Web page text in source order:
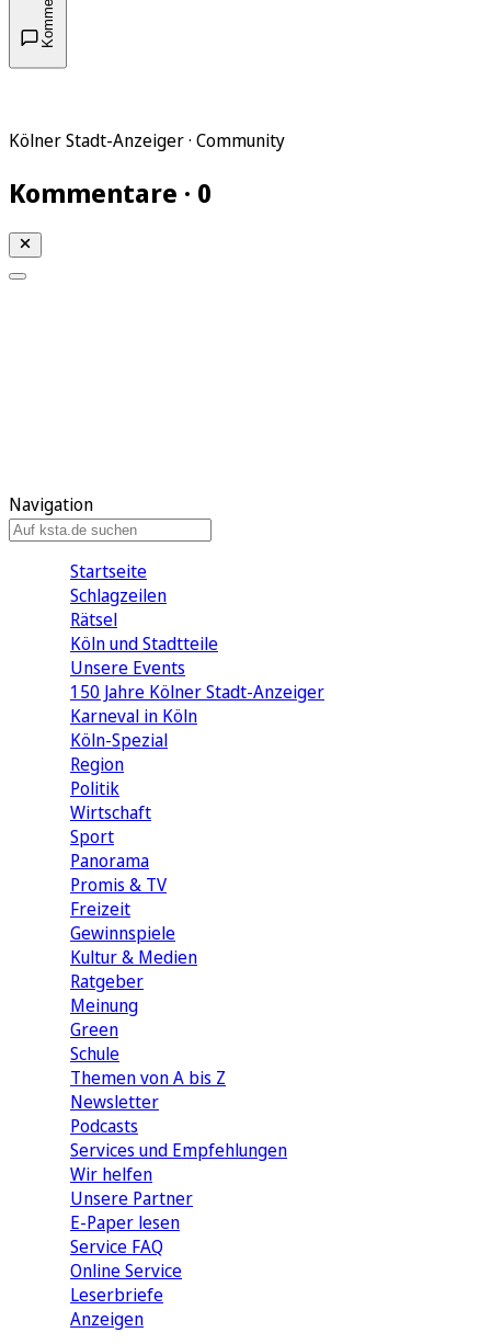
Kölner Stadt-Anzeiger · Community
Kommentare · 0
Navigation
Startseite
Schlagzeilen
Rätsel
Köln und Stadtteile
Unsere Events
150 Jahre Kölner Stadt-Anzeiger
Karneval in Köln
Köln-Spezial
Region
Politik
Wirtschaft
Sport
Panorama
Promis & TV
Freizeit
Gewinnspiele
Kultur & Medien
Ratgeber
Meinung
Green
Schule
Themen von A bis Z
Newsletter
Podcasts
Services und Empfehlungen
Wir helfen
Unsere Partner
E-Paper lesen
Service FAQ
Online Service
Leserbriefe
Anzeigen